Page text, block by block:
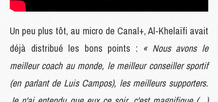
Un peu plus tôt, au micro de Canal+, Al-Khelaïfi avait
déjà distribué les bons points : « Nous avons le
meilleur coach au monde, le meilleur conseiller sportif
(en parlant de Luis Campos), les meilleurs supporters.